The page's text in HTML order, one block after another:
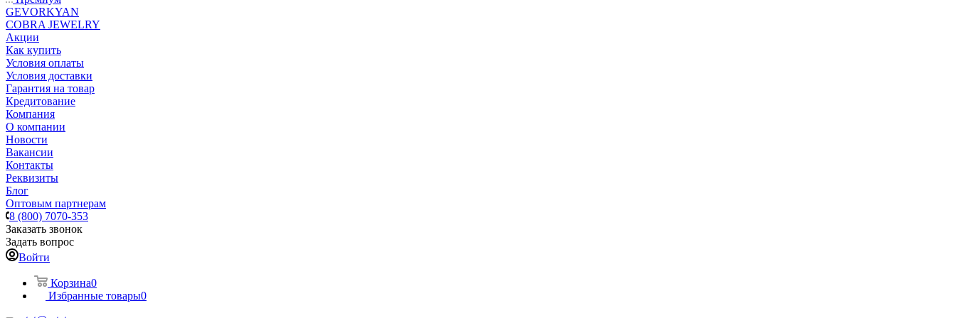
GEVORKYAN
COBRA JEWELRY
Акции
Как купить
Условия оплаты
Условия доставки
Гарантия на товар
Кредитование
Компания
О компании
Новости
Вакансии
Контакты
Реквизиты
Блог
Оптовым партнерам
8 (800) 7070-353
Заказать звонок
Задать вопрос
Войти
Корзина0
Избранные товары0